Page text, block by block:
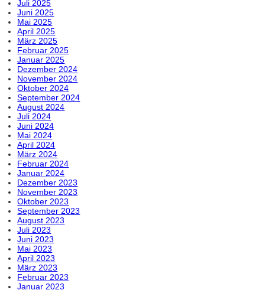
Juli 2025
Juni 2025
Mai 2025
April 2025
März 2025
Februar 2025
Januar 2025
Dezember 2024
November 2024
Oktober 2024
September 2024
August 2024
Juli 2024
Juni 2024
Mai 2024
April 2024
März 2024
Februar 2024
Januar 2024
Dezember 2023
November 2023
Oktober 2023
September 2023
August 2023
Juli 2023
Juni 2023
Mai 2023
April 2023
März 2023
Februar 2023
Januar 2023